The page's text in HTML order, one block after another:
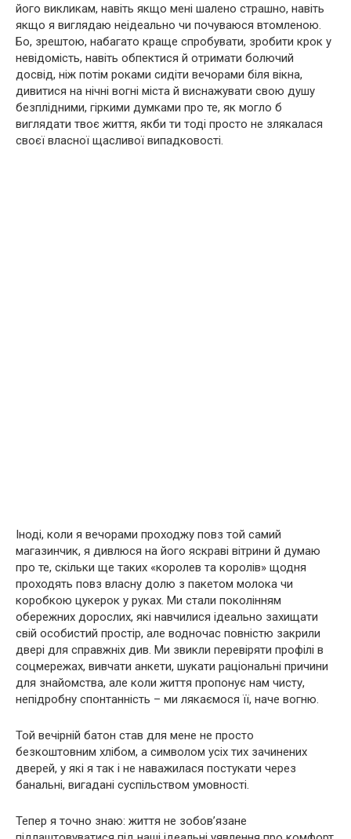
його викликам, навіть якщо мені шалено страшно, навіть
якщо я виглядаю неідеально чи почуваюся втомленою.
Бо, зрештою, набагато краще спробувати, зробити крок у
невідомість, навіть обпектися й отримати болючий
досвід, ніж потім роками сидіти вечорами біля вікна,
дивитися на нічні вогні міста й виснажувати свою душу
безплідними, гіркими думками про те, як могло б
виглядати твоє життя, якби ти тоді просто не злякалася
своєї власної щасливої випадковості.
Іноді, коли я вечорами проходжу повз той самий
магазинчик, я дивлюся на його яскраві вітрини й думаю
про те, скільки ще таких «королев та королів» щодня
проходять повз власну долю з пакетом молока чи
коробкою цукерок у руках. Ми стали поколінням
обережних дорослих, які навчилися ідеально захищати
свій особистий простір, але водночас повністю закрили
двері для справжніх див. Ми звикли перевіряти профілі в
соцмережах, вивчати анкети, шукати раціональні причини
для знайомства, але коли життя пропонує нам чисту,
непідробну спонтанність – ми лякаємося її, наче вогню.
Той вечірній батон став для мене не просто
безкоштовним хлібом, а символом усіх тих зачинених
дверей, у які я так і не наважилася постукати через
банальні, вигадані суспільством умовності.
Тепер я точно знаю: життя не зобов’язане